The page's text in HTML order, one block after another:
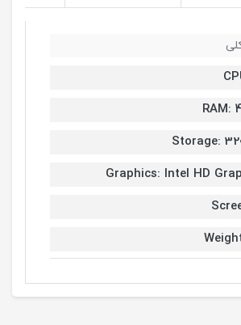
RAM:
Storage:
Graphics: Intel HD